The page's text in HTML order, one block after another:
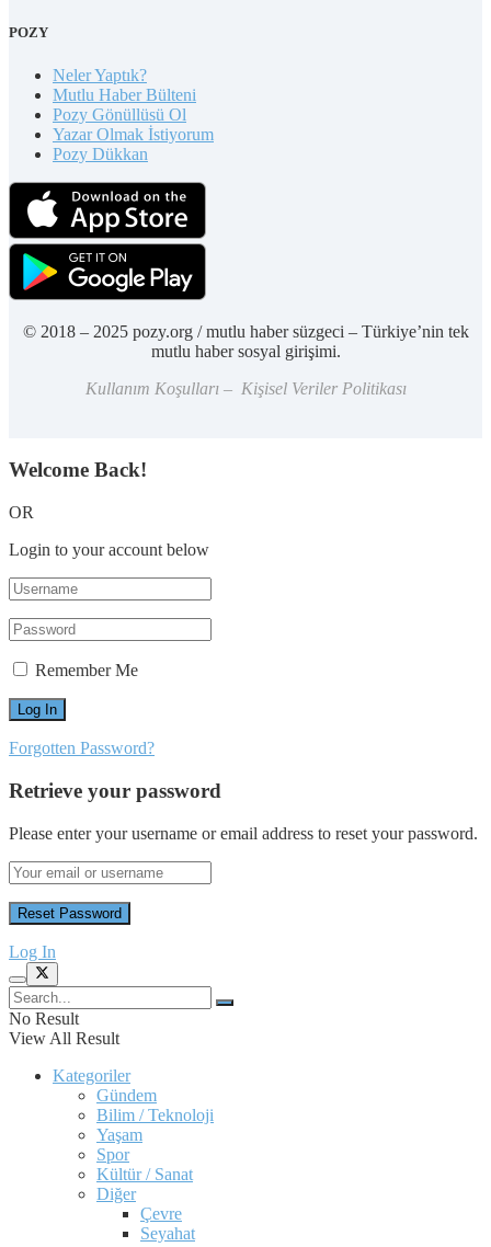
POZY
Neler Yaptık?
Mutlu Haber Bülteni
Pozy Gönüllüsü Ol
Yazar Olmak İstiyorum
Pozy Dükkan
© 2018 – 2025 pozy.org / mutlu haber süzgeci – Türkiye’nin tek
mutlu haber sosyal girişimi.
Kullanım Koşulları – Kişisel Veriler Politikası
Welcome Back!
OR
Login to your account below
Remember Me
Forgotten Password?
Retrieve your password
Please enter your username or email address to reset your password.
Log In
No Result
View All Result
Kategoriler
Gündem
Bilim / Teknoloji
Yaşam
Spor
Kültür / Sanat
Diğer
Çevre
Seyahat